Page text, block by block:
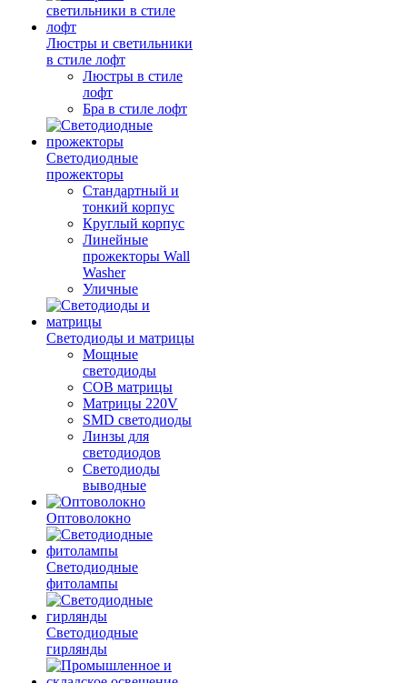
Люстры и светильники
в стиле лофт
Люстры в стиле
лофт
Бра в стиле лофт
Светодиодные
прожекторы
Стандартный и
тонкий корпус
Круглый корпус
Линейные
прожекторы Wall
Washer
Уличные
Светодиоды и матрицы
Мощные
светодиоды
COB матрицы
Матрицы 220V
SMD светодиоды
Линзы для
светодиодов
Светодиоды
выводные
Оптоволокно
Светодиодные
фитолампы
Светодиодные
гирлянды